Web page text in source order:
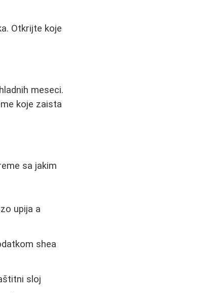
Otkrijte koje
meseci.
koje zaista
sa jakim
upija a
shea
sloj